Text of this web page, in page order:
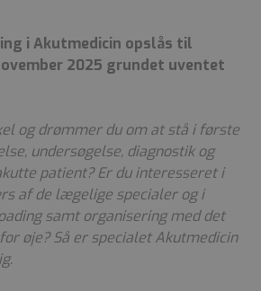
i Akutmedicin opslås til
2025 grundet uventet
og drømmer du om at stå i første
undersøgelse, diagnostik og
patient? Er du interesseret i
af de lægelige specialer og i
samt organisering med det
øje? Så er specialet Akutmedicin